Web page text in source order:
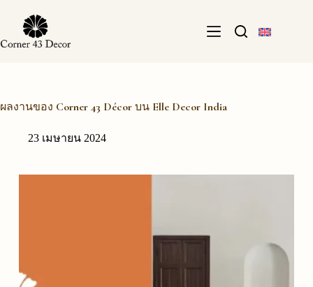
content
ผลงานของ Corner 43 Décor บน Elle Decor India
23 เมษายน 2024